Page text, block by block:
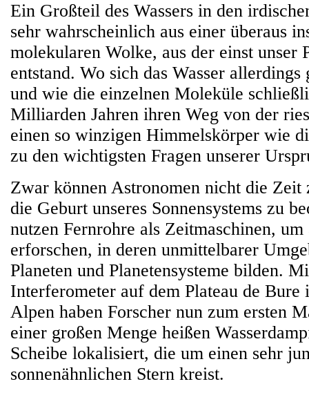
Ein Großteil des Wassers in den
sehr wahrscheinlich aus einer überaus
molekularen Wolke, aus der einst unser
entstand. Wo sich das Wasser allerdings
und wie die einzelnen Moleküle
Milliarden Jahren ihren Weg von der
einen so winzigen Himmelskörper wie
zu den wichtigsten Fragen unserer
Zwar können Astronomen nicht die Zeit
die Geburt unseres Sonnensystems zu
nutzen Fernrohre als Zeitmaschinen, um
erforschen, in deren unmittelbarer
Planeten und Planetensysteme bilden.
Interferometer auf dem Plateau de Bure
Alpen haben Forscher nun zum ersten
einer großen Menge heißen
Scheibe lokalisiert, die um einen sehr
sonnenähnlichen Stern kreist.